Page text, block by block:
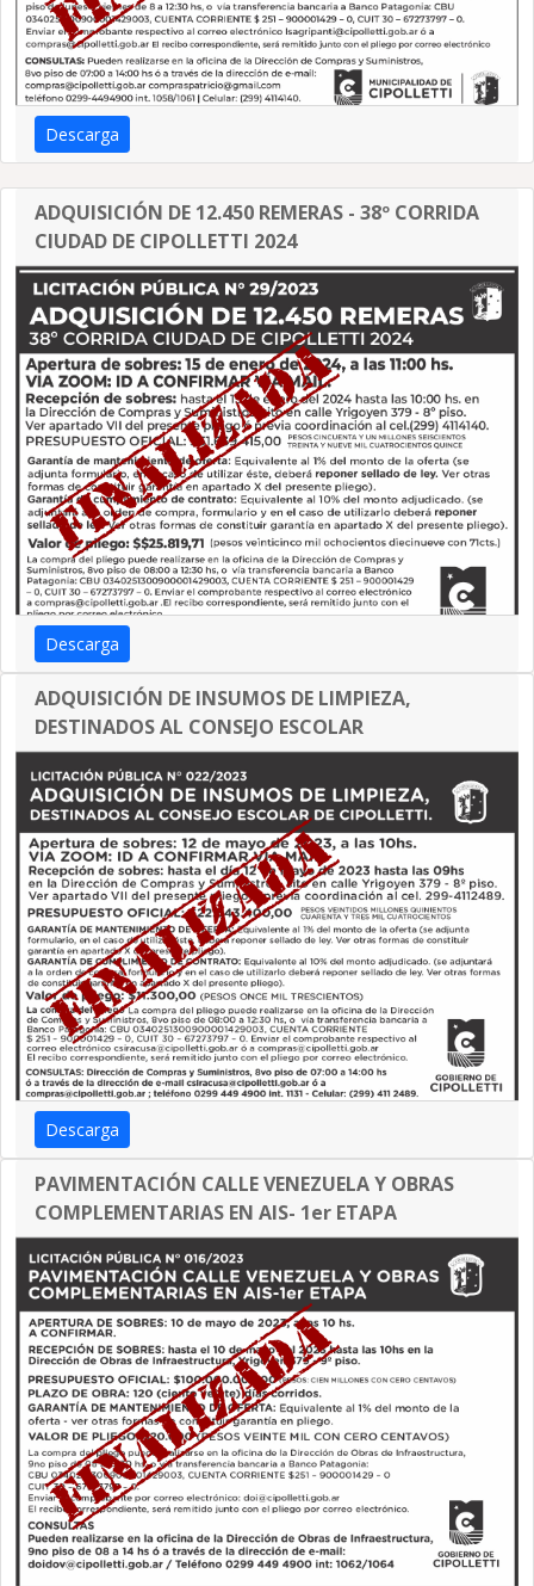
Descarga
ADQUISICIÓN DE 12.450 REMERAS - 38º CORRIDA
CIUDAD DE CIPOLLETTI 2024
Descarga
ADQUISICIÓN DE INSUMOS DE LIMPIEZA,
DESTINADOS AL CONSEJO ESCOLAR
Descarga
PAVIMENTACIÓN CALLE VENEZUELA Y OBRAS
COMPLEMENTARIAS EN AIS- 1er ETAPA